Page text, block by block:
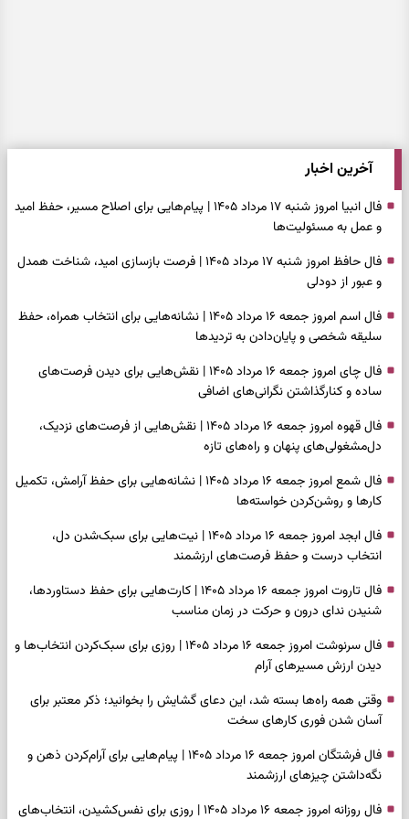
آخرین اخبار
فال انبیا امروز شنبه ۱۷ مرداد ۱۴۰۵ | پیام‌هایی برای اصلاح مسیر، حفظ امید
و عمل به مسئولیت‌ها
فال حافظ امروز شنبه ۱۷ مرداد ۱۴۰۵ | فرصت بازسازی امید، شناخت همدل
و عبور از دودلی
فال اسم امروز جمعه ۱۶ مرداد ۱۴۰۵ | نشانه‌هایی برای انتخاب همراه، حفظ
سلیقه شخصی و پایان‌دادن به تردیدها
فال چای امروز جمعه ۱۶ مرداد ۱۴۰۵ | نقش‌هایی برای دیدن فرصت‌های
ساده و کنارگذاشتن نگرانی‌های اضافی
فال قهوه امروز جمعه ۱۶ مرداد ۱۴۰۵ | نقش‌هایی از فرصت‌های نزدیک،
دل‌مشغولی‌های پنهان و راه‌های تازه
فال شمع امروز جمعه ۱۶ مرداد ۱۴۰۵ | نشانه‌هایی برای حفظ آرامش، تکمیل
کارها و روشن‌کردن خواسته‌ها
فال ابجد امروز جمعه ۱۶ مرداد ۱۴۰۵ | نیت‌هایی برای سبک‌شدن دل،
انتخاب درست و حفظ فرصت‌های ارزشمند
فال تاروت امروز جمعه ۱۶ مرداد ۱۴۰۵ | کارت‌هایی برای حفظ دستاوردها،
شنیدن ندای درون و حرکت در زمان مناسب
فال سرنوشت امروز جمعه ۱۶ مرداد ۱۴۰۵ | روزی برای سبک‌کردن انتخاب‌ها و
دیدن ارزش مسیرهای آرام
وقتی همه راه‌ها بسته شد، این دعای گشایش را بخوانید؛ ذکر معتبر برای
آسان شدن فوری کارهای سخت
فال فرشتگان امروز جمعه ۱۶ مرداد ۱۴۰۵ | پیام‌هایی برای آرام‌کردن ذهن و
نگه‌داشتن چیزهای ارزشمند
فال روزانه امروز جمعه ۱۶ مرداد ۱۴۰۵ | روزی برای نفس‌کشیدن، انتخاب‌های